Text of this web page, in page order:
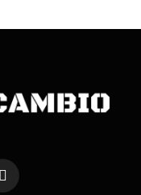
Instagram